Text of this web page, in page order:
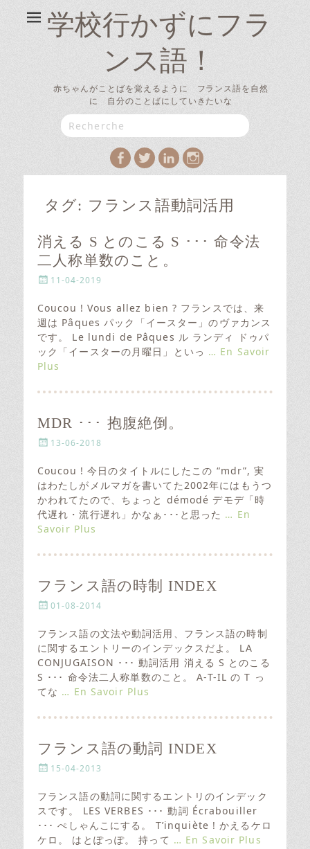
学校行かずにフラ
ンス語！
赤ちゃんがことばを覚えるように フランス語を自然
に 自分のことばにしていきたいな
Search
for:
Facebook
TwitterLinkedIn
Instagram
タグ: フランス語動詞活用
消える S とのこる S ･･･ 命令法
二人称単数のこと。
P
s
t
e
d
o
n
11-04-2019
Coucou ! Vous allez bien ? フランスでは、来
週は Pâques パック「イースター」のヴァカンス
です。 Le lundi de Pâques ル ランディ ドゥパ
ック「イースターの月曜日」といっ … En Savoir
Plus
MDR ･･･ 抱腹絶倒。
P
s
t
e
d
o
n
13-06-2018
Coucou ! 今日のタイトルにしたこの “mdr”, 実
はわたしがメルマガを書いてた2002年にはもうつ
かわれてたので、ちょっと démodé デモデ「時
代遅れ・流行遅れ」かなぁ･･･と思った … En
Savoir Plus
フランス語の時制 INDEX
P
s
t
e
d
o
n
01-08-2014
フランス語の文法や動詞活用、フランス語の時制
に関するエントリーのインデックスだよ。 LA
CONJUGAISON ･･･ 動詞活用 消える S とのこる
S ･･･ 命令法二人称単数のこと。 A-T-IL の T っ
てな … En Savoir Plus
フランス語の動詞 INDEX
P
s
t
e
d
o
15-04-2013
フランス語の動詞に関するエントリのインデック
スです。 LES VERBES ･･･ 動詞 Écrabouiller
･･･ ぺしゃんこにする。 T’inquiète ! かえるケロ
ケロ。 はとぽっぽ。 持って … En Savoir Plus